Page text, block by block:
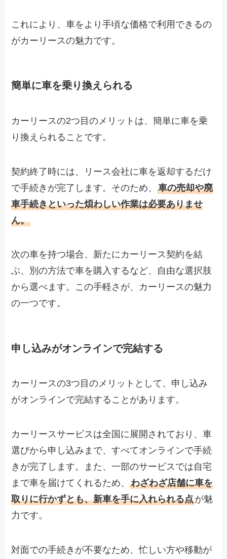
これにより、車をより手頃な価格で利用できるの
がカーリースの魅力です。
簡単に車を乗り換えられる
カーリースの2つ目のメリットは、簡単に車を乗
り換えられることです。
契約終了時には、リース会社に車を返却するだけ
で手続きが完了します。そのため、車の売却や廃
車手続きといった煩わしい作業は必要ありませ
ん。
次の車を持つ場合、新たにカーリース契約を結
ぶ、別の方法で車を購入するなど、自由な選択肢
から選べます。この手軽さが、カーリースの魅力
の一つです。
申し込みがオンラインで完結する
カーリースの3つ目のメリットとして、申し込み
がオンラインで完結することがあります。
カーリースサービスは全国に展開されており、車
選びから申し込みまで、すべてオンラインで手続
きが完了します。また、一部のサービスでは自宅
まで車を届けてくれるため、わざわざ店舗に車を
取りに行かずとも、新車を手に入れられる点が魅
力です。
対面での手続きが不要なため、忙しい方や移動が